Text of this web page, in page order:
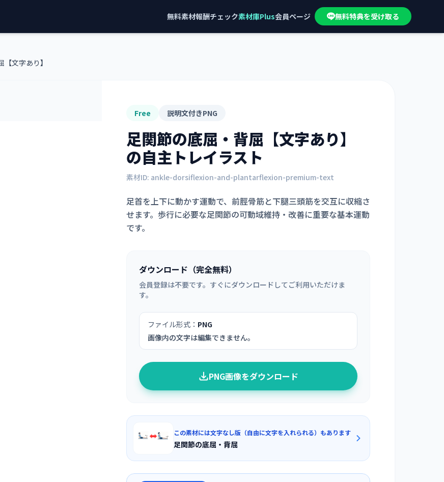
無料素材報酬チェック素材庫Plus会員ページ 無料特典を受け取る
文字あり】
Free 説明文付きPNG
足関節の底屈・背屈【文字あり】
の自主トレイラスト
素材ID: ankle-dorsiflexion-and-plantarflexion-premium-text
足首を上下に動かす運動で、前脛骨筋と下腿三頭筋を交互に収縮さ
せます。歩行に必要な足関節の可動域維持・改善に重要な基本運動
です。
ダウンロード（完全無料）
会員登録は不要です。すぐにダウンロードしてご利用いただけま
す。
ファイル形式： PNG
画像内の文字は編集できません。
PNG画像をダウンロード
この素材には文字なし版（自由に文字を入れられる）もあります
足関節の底屈・背屈